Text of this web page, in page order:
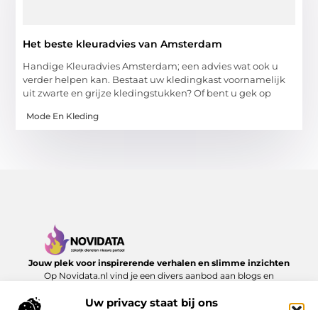
Uw privacy staat bij ons
Het beste kleuradvies van Amsterdam
Handige Kleuradvies Amsterdam; een advies wat ook u
verder helpen kan. Bestaat uw kledingkast voornamelijk
uit zwarte en grijze kledingstukken? Of bent u gek op
Mode En Kleding
Jouw plek voor inspirerende verhalen en slimme inzichten
Op Novidata.nl vind je een divers aanbod aan blogs en
adviezen tot verrassende perspectieven. Laat je inspireren en